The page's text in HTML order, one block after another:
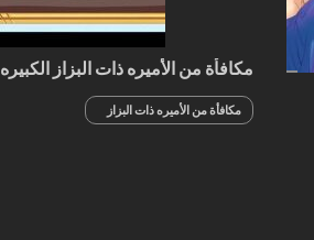
مكافأة من الأميره ذات البزاز الكبيره
مكافأة من الأميره ذات البزاز
الكبيره